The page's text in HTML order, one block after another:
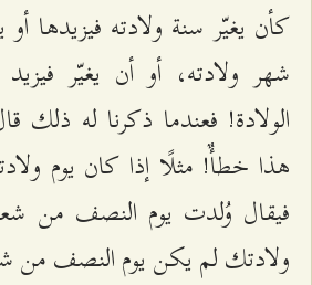
كأن يغيّر سنة ولادته فيزيدها
شهر ولادته، أو أن يغيّر
الولادة! فعندما ذكرنا له ذلك
هذا خطأٌ! مثلًا إذا كان يوم
فيقال وُلدت يوم النصف من
ولادتك لم يكن يوم النصف من